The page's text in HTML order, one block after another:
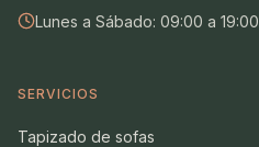
Lunes a Sábado: 09:00 a 19:00
SERVICIOS
Tapizado de sofas